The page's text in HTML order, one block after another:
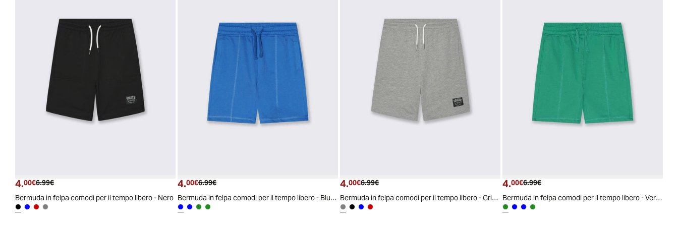
Prezzo attuale
4.00€ Prezzo originale
6.99€
Bermuda in felpa comodi per il tempo libero - Nero
Prezzo attuale
4.00€ Prezzo originale
6.99€
Bermuda in felpa comodi per il tempo libero - Blu oceano
Prezzo attuale
4.00€ Prezzo originale
6.99€
Bermuda in felpa comodi per il tempo libero - Grigio
Prezzo attuale
4.00€ Prezzo originale
6.99€
Bermuda in felpa comodi per il tempo libero - Verde mela